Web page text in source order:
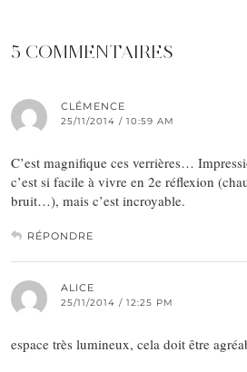
5 COMMENTAIRES
CLÉMENCE
25/11/2014 / 10:59 AM
C’est magnifique ces verrières…
c’est si facile à vivre en 2e réflexion
bruit…), mais c’est incroyable.
RÉPONDRE
ALICE
25/11/2014 / 12:25 PM
espace très lumineux, cela doit être